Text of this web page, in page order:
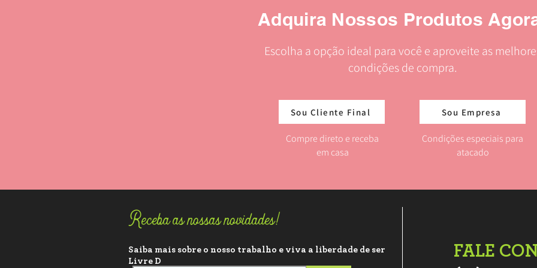
Adquira Nossos Produtos
Escolha a opção ideal para você e aproveite as
condições de compra.
Sou Cliente Final
Compre direto e receba
em casa
Sou Empresa
Condições especiais para
atacado
Receba as nossas novidades!
Saiba mais sobre o nosso trabalho e viva a liberdade de ser
Livre D
FALE